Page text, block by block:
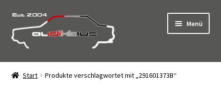
Zur
Navigation
springen
Zum
Inhalt
springen
Menü
Start
Start Produkte verschlagwortet mit „291601373B“